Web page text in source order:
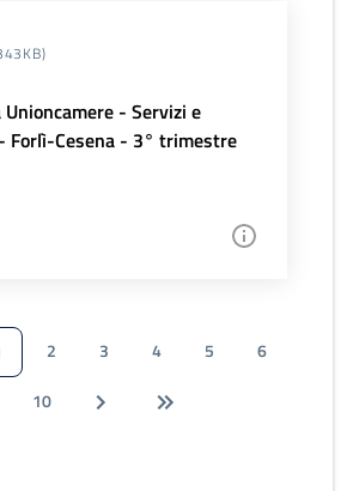
- Servizi e
Forlì-Cesena - 3° trimestre
2 3 4 5
6
10